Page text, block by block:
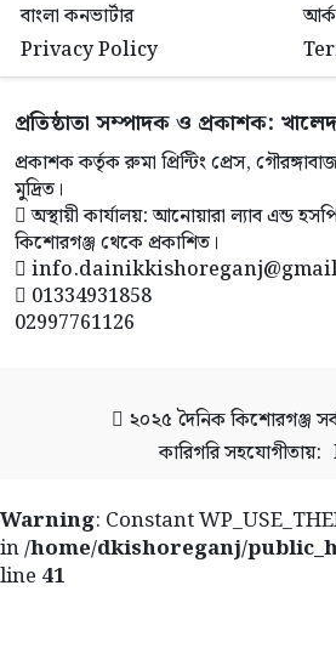
বাংলা কনভার্টার
Privacy Policy
প্রতিষ্ঠাতা সম্পাদক ও প্রকাশক:
প্রকাশক কর্তৃক রুমা প্রিন্টিং প্রেস,
মুদ্রিত।
অস্থায়ী কার্যালয়: আনোয়ারা ল্যাব এন্ড
কিশোরগঞ্জ থেকে প্রকাশিত।
01334931858
02997761126
২০২৫দৈনিক কিশোরগঞ্জ
কারিগরি সহযোগীতায়:
Warning: Constant
in/home/dkishoreganj/
line 41